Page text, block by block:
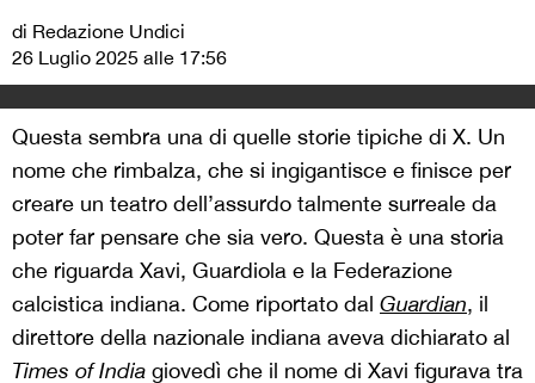
di Redazione Undici
26 Luglio 2025 alle 17:56
Questa sembra una di quelle storie tipiche di X. Un
nome che rimbalza, che si ingigantisce e finisce per
creare un teatro dell’assurdo talmente surreale da
poter far pensare che sia vero. Questa è una storia
che riguarda Xavi, Guardiola e la Federazione
calcistica indiana. Come riportato dal Guardian, il
direttore della nazionale indiana aveva dichiarato al
Times of India giovedì che il nome di Xavi figurava tra